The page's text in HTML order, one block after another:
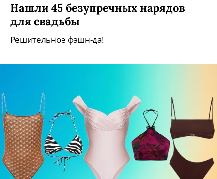
Нашли 45 безупречных нарядов
для свадьбы
Решительное фэшн-да!